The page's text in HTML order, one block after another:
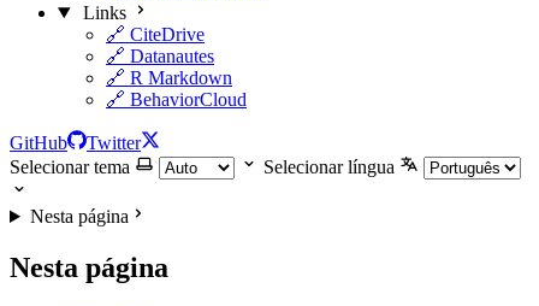
Links
🔗 CiteDrive
🔗 Datanautes
🔗 R Markdown
🔗 BehaviorCloud
GitHub
Twitter
Selecionar tema
Selecionar língua
Nesta página
Nesta página